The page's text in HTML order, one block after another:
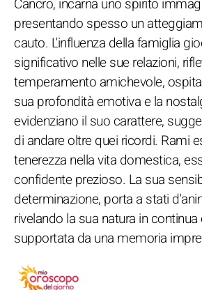
presentando spesso un
cauto. L'influenza della famiglia
significativo nelle sue relazioni,
temperamento amichevole,
sua profondità emotiva e la
evidenziano il suo carattere,
di andare oltre quei ricordi. Rami
tenerezza nella vita domestica,
confidente prezioso. La sua
determinazione, porta a stati
rivelando la sua natura in continua
supportata da una memoria